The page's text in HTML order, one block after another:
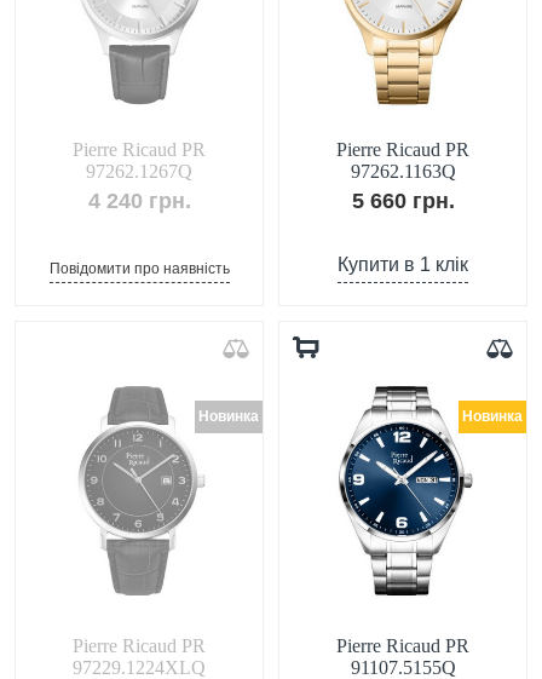
Pierre Ricaud PR
97262.1267Q
4 240 грн.
Повідомити про наявність
Pierre Ricaud PR
97262.1163Q
5 660 грн.
Купити в 1 клік
Новинка
Pierre Ricaud PR
97229.1224XLQ
Новинка
Pierre Ricaud PR
91107.5155Q